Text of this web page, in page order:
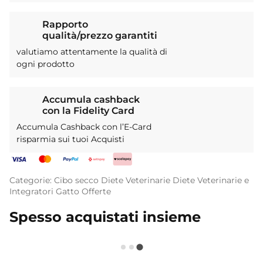
Rapporto
qualità/prezzo garantiti
valutiamo attentamente la qualità di
ogni prodotto
Accumula cashback
con la Fidelity Card
Accumula Cashback con l’E-Card
risparmia sui tuoi Acquisti
Categorie: Cibo secco Diete Veterinarie Diete Veterinarie e
Integratori Gatto Offerte
Spesso acquistati insieme